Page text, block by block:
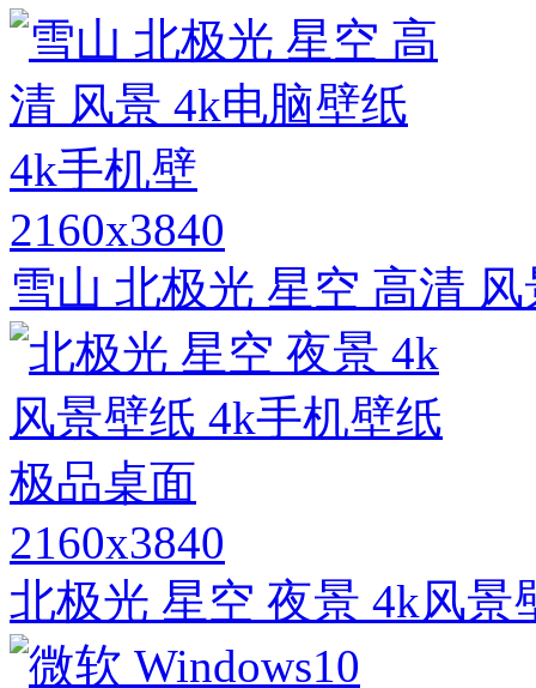
2160x3840
雪山 北极光 星空 高清
2160x3840
北极光 星空 夜景 4k风